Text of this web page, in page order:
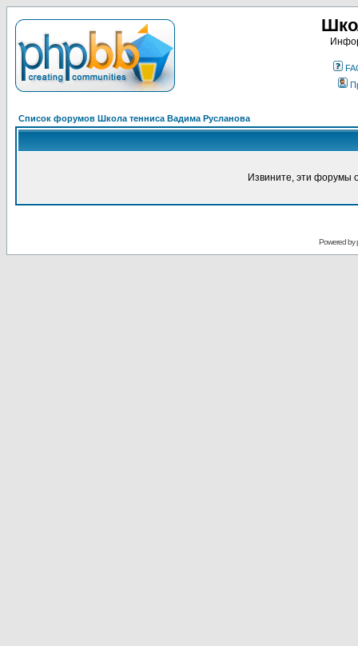
Список форумов Школа тенниса Вадима Русланова
Извините, эти форумы
Powered by